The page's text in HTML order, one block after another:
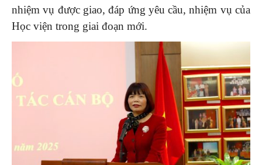
nhiệm vụ được giao, đáp ứng yêu cầu, nhiệm vụ của
Học viện trong giai đoạn mới.